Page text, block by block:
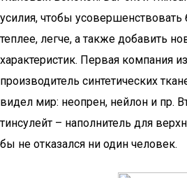
усилия, чтобы усовершенствовать
теплее, легче, а также добавить
характеристик. Первая компания
производитель синтетических
видел мир: неопрен, нейлон и пр.
тинсулейт – наполнитель для
бы не отказался ни один человек.